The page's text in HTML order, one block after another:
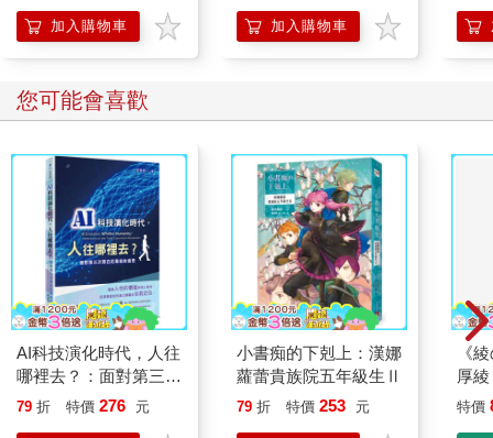
加入購物車 加入購物車
您可能會喜歡
AI科技演化時代，人往
哪裡去？：面對第三次
哥白尼革命的省思
79 折 特價 276 元
小書痴的下剋上：漢娜
蘿蕾貴族院五年級生Ⅱ
79 折 特價 253 元
《
厚綾
特價